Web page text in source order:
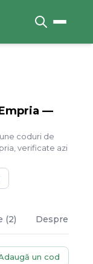
—
coduri de
, verificate azi
(2) Despre
un cod